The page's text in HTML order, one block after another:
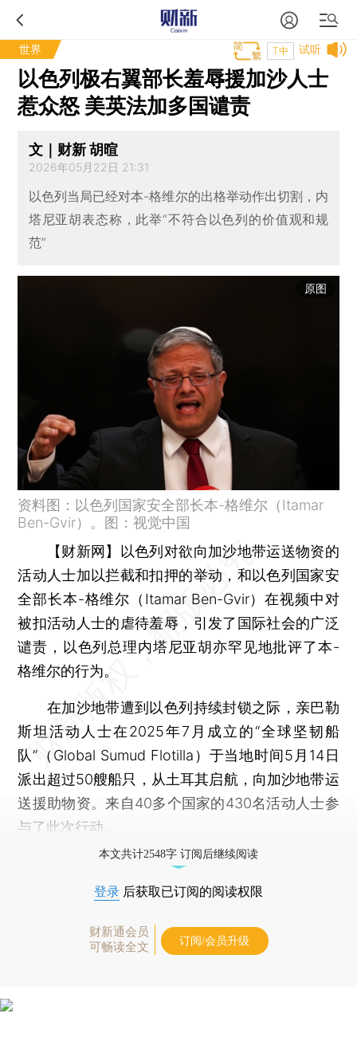
世界 试听
T中
以色列极右翼部长羞辱援加沙人士
惹众怒 美英法加多国谴责
文｜财新 胡暄
2026年05月22日 21:31
以色列当局已经对本-格维尔的出格举动作出切割，内
塔尼亚胡表态称，此举“不符合以色列的价值观和规
范”
原图
资料图：以色列国家安全部长本-格维尔（Itamar
Ben-Gvir）。图：视觉中国
【财新网】 以色列对欲向加沙地带运送物资的
活动人士加以拦截和扣押的举动，和以色列国家安
全部长本-格维尔（Itamar Ben-Gvir）在视频中对
被扣活动人士的虐待羞辱，引发了国际社会的广泛
谴责，以色列总理内塔尼亚胡亦罕见地批评了本-
格维尔的行为。
在加沙地带遭到以色列持续封锁之际，亲巴勒
斯坦活动人士在2025年7月成立的“全球坚韧船
队”（Global Sumud Flotilla）于当地时间5月14日
派出超过50艘船只，从土耳其启航，向加沙地带运
送援助物资。来自40多个国家的430名活动人士参
与了此次行动。
本文共计2548字 订阅后继续阅读
登录 后获取已订阅的阅读权限
财新通会员
可畅读全文
订阅/会员升级